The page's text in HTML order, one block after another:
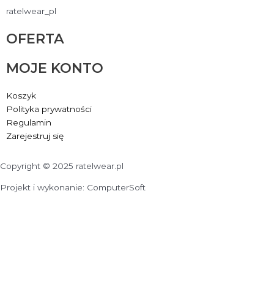
ratelwear_pl
OFERTA
MOJE KONTO
Koszyk
Polityka prywatności
Regulamin
Zarejestruj się
Copyright © 2025 ratelwear.pl
Projekt i wykonanie: ComputerSoft